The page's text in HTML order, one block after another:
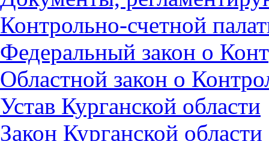
Контрольно-счетной
Федеральный закон о
Областной закон о
Устав Курганской области
Закон Курганской